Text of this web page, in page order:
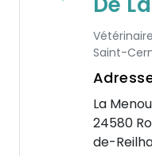
Saint-
La
24580
de-